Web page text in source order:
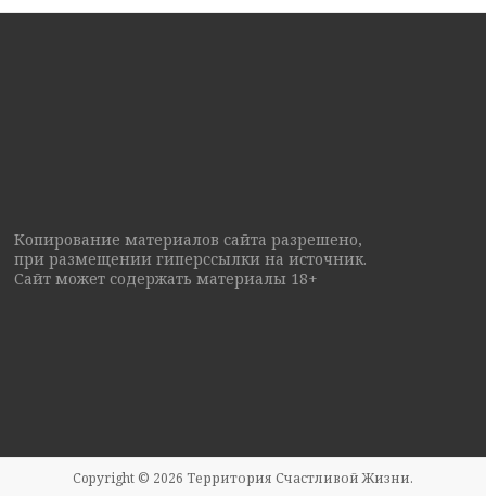
Копирование материалов сайта разрешено,
при размещении гиперссылки на источник.
Сайт может содержать материалы 18+
Copyright © 2026 Территория Счастливой Жизни.